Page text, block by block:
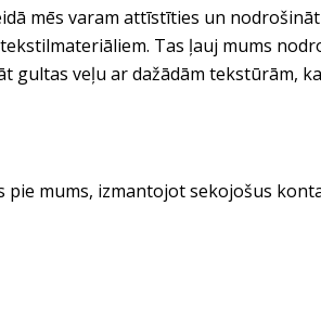
mēs varam attīstīties un
Tas ļauj mums
veļu ar dažādām tekstūrām,
pie mums, izmantojot sekojošus